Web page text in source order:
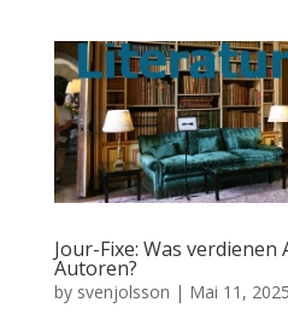
Jour-Fixe: Was
Autoren?
by svenjolsson | Mai 11, 2025